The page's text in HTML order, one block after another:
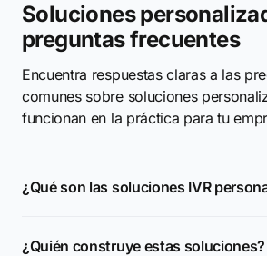
Soluciones
preguntas frecuentes
Encuentra respuestas claras a las
comunes sobre soluciones
funcionan en la práctica para tu
¿Qué son las soluciones IVR
¿Quién construye estas soluciones?